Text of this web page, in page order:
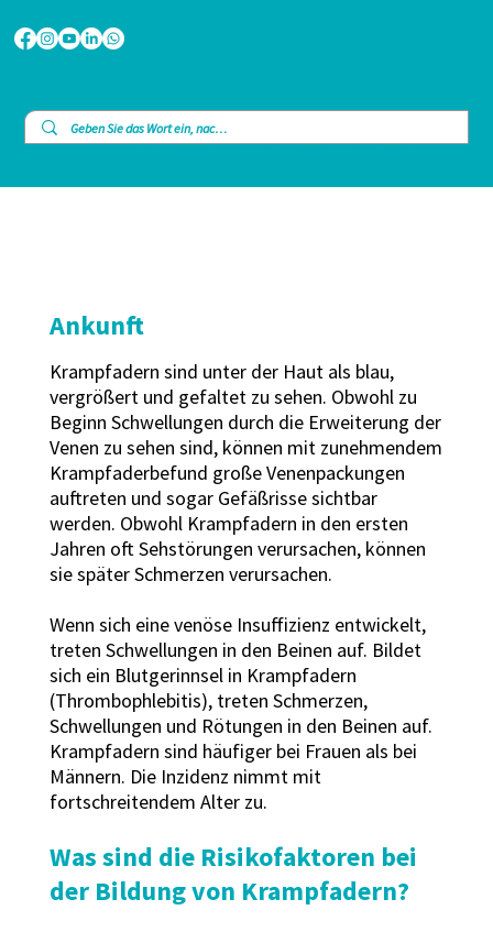
Ankunft
Krampfadern sind unter der Haut als blau,
vergrößert und gefaltet zu sehen. Obwohl zu
Beginn Schwellungen durch die Erweiterung der
Venen zu sehen sind, können mit zunehmendem
Krampfaderbefund große Venenpackungen
auftreten und sogar Gefäßrisse sichtbar
werden. Obwohl Krampfadern in den ersten
Jahren oft Sehstörungen verursachen, können
sie später Schmerzen verursachen.
Wenn sich eine venöse Insuffizienz entwickelt,
treten Schwellungen in den Beinen auf. Bildet
sich ein Blutgerinnsel in Krampfadern
(Thrombophlebitis), treten Schmerzen,
Schwellungen und Rötungen in den Beinen auf.
Krampfadern sind häufiger bei Frauen als bei
Männern. Die Inzidenz nimmt mit
fortschreitendem Alter zu.
Was sind die Risikofaktoren bei
der Bildung von Krampfadern?